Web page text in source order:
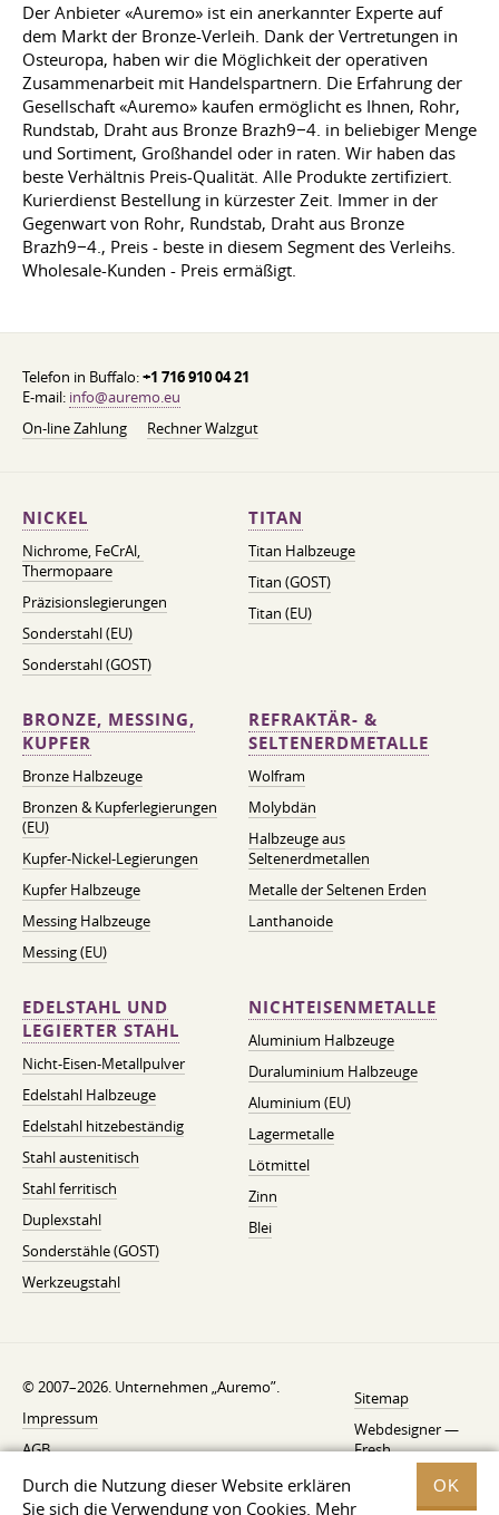
Durch die Nutzung dieser Website erklären
Sie sich die Verwendung von Cookies. Mehr
OK
Der Anbieter «Auremo» ist ein anerkannter Experte auf
dem Markt der Bronze-Verleih. Dank der Vertretungen in
Osteuropa, haben wir die Möglichkeit der operativen
Zusammenarbeit mit Handelspartnern. Die Erfahrung der
Gesellschaft «Auremo» kaufen ermöglicht es Ihnen, Rohr,
Rundstab, Draht aus Bronze Brazh9−4. in beliebiger Menge
und Sortiment, Großhandel oder in raten. Wir haben das
beste Verhältnis Preis-Qualität. Alle Produkte zertifiziert.
Kurierdienst Bestellung in kürzester Zeit. Immer in der
Gegenwart von Rohr, Rundstab, Draht aus Bronze
Brazh9−4., Preis - beste in diesem Segment des Verleihs.
Wholesale-Kunden - Preis ermäßigt.
Telefon in Buffalo:+1 716 910 04 21
E-mail: info@auremo.eu
On-line Zahlung
Rechner Walzgut
NICKEL
Nichrome, FeСrAl, ​​
Thermopaare
Präzisionslegierungen
Sonderstahl (EU)
Sonderstahl (GOST)
TITAN
Titan Halbzeuge
Titan (GOST)
Titan (EU)
BRONZE, MESSING,
KUPFER
Bronze Halbzeuge
Bronzen & Kupferlegierungen
(EU)
Kupfer-Nickel-Legierungen
Kupfer Halbzeuge
Messing Halbzeuge
Messing (EU)
REFRAKTÄR- &
SELTENERDMETALLE
Wolfram
Molybdän
Halbzeuge aus
Seltenerdmetallen
Metalle der Seltenen Erden
Lanthanoide
EDELSTAHL UND
LEGIERTER STAHL
Nicht-Eisen-Metallpulver
Edelstahl Halbzeuge
Edelstahl hitzebeständig
Stahl austenitisch
Stahl ferritisch
Duplexstahl
Sonderstähle (GOST)
Werkzeugstahl
NICHTEISENMETALLE
Aluminium Halbzeuge
Duraluminium Halbzeuge
Aluminium (EU)
Lagermetalle
Lötmittel
Zinn
Blei
© 2007–2026. Unternehmen „Auremo”.
Impressum
AGB
Widerrufsbelehrung
Sitemap
Webdesigner —
Fresh